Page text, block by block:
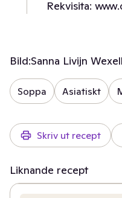
Rekvisita:
Bild:Sanna Livijn Wexell
Soppa Asiatiskt
Skriv ut recept
Liknande recept